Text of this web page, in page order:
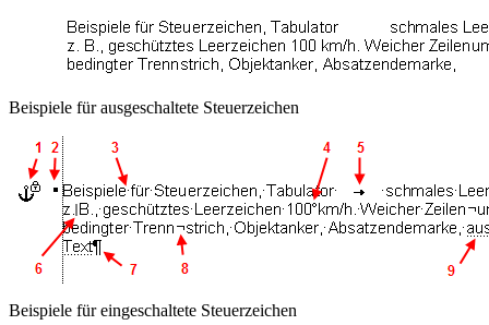
Beispiele für ausgeschaltete Steuerzeichen
Beispiele für eingeschaltete Steuerzeichen